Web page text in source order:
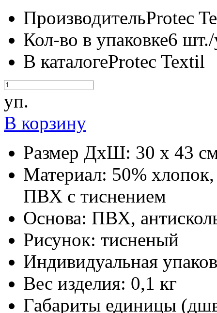
ПроизводительProtec
Кол-во в упаковке6
В каталогеProtec Textil
уп.
В корзину
Размер ДхШ: 30 х 43
Материал: 50%
ПВХ с тиснением
Основа: ПВХ,
Рисунок: тисненый
Индивидуальная
Вес изделия: 0,1 кг
Габариты единицы